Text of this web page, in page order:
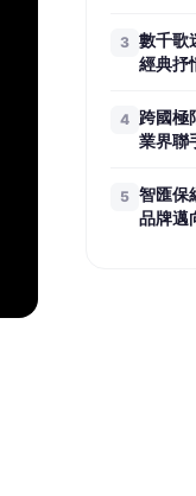
3 數千歌迷齊聚
經典抒
4 跨國極
業界聯
5 智匯保
品牌邁